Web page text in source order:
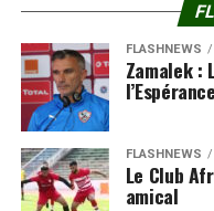
FLASHNEWS
Zamalek :
l’Espérance
FLASHNEWS
Le Club
amical